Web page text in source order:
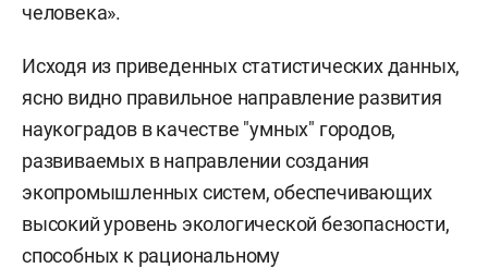
человека».
Исходя из приведенных статистических данных,
ясно видно правильное направление развития
наукоградов в качестве "умных" городов,
развиваемых в направлении создания
экопромышленных систем, обеспечивающих
высокий уровень экологической безопасности,
способных к рациональному